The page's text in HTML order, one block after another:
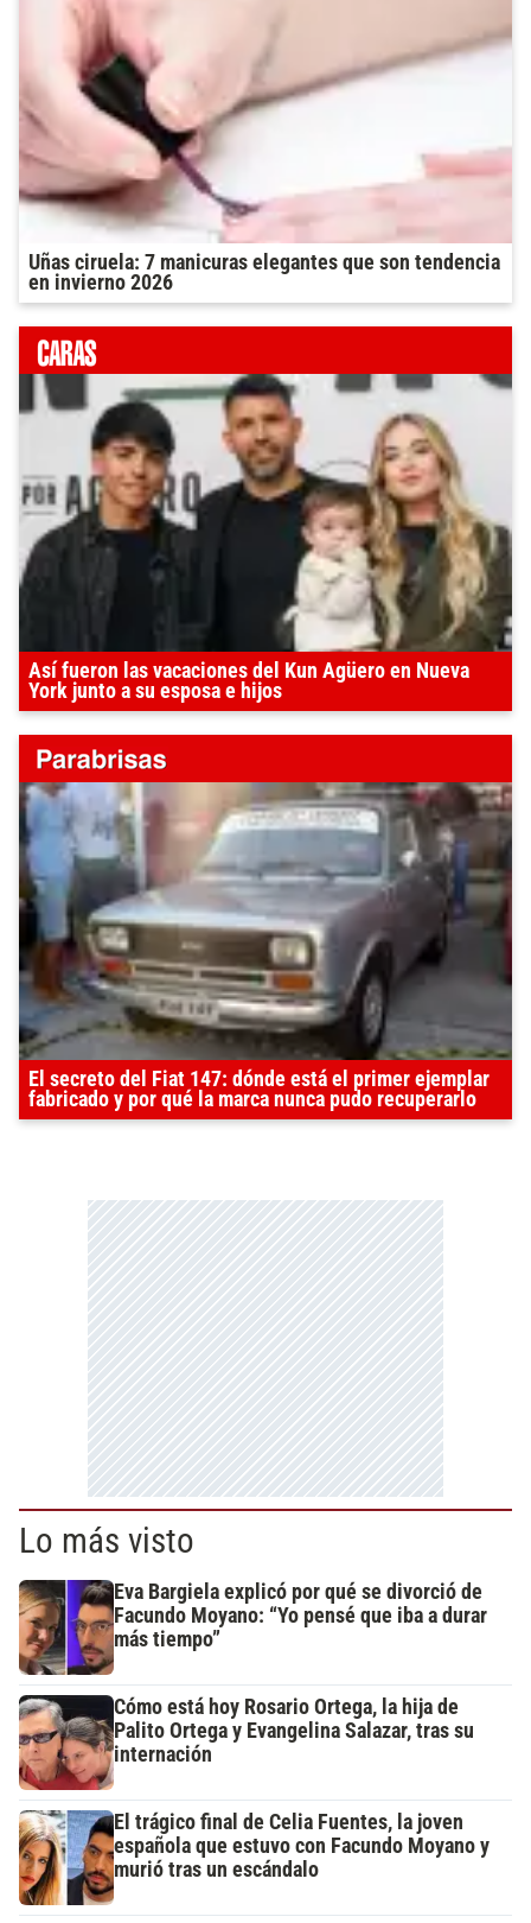
Uñas ciruela: 7 manicuras elegantes que son tendencia
en invierno 2026
Así fueron las vacaciones del Kun Agüero en Nueva
York junto a su esposa e hijos
El secreto del Fiat 147: dónde está el primer ejemplar
fabricado y por qué la marca nunca pudo recuperarlo
Lo más visto
Eva Bargiela explicó por qué se divorció de
Facundo Moyano: “Yo pensé que iba a durar
más tiempo”
Cómo está hoy Rosario Ortega, la hija de
Palito Ortega y Evangelina Salazar, tras su
internación
El trágico final de Celia Fuentes, la joven
española que estuvo con Facundo Moyano y
murió tras un escándalo